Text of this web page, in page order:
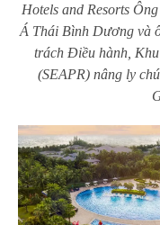
Hotels and Resorts
Á Thái Bình Dương và
trách Điều hành,
(SEAPR) nâng ly